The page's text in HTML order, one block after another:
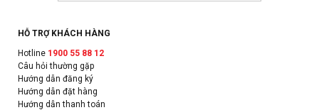
HỖ TRỢ KHÁCH HÀNG
Hotline 1900 55 88 12
Câu hỏi thường gặp
Hướng dẫn đăng ký
Hướng dẫn đặt hàng
Hướng dẫn thanh toán